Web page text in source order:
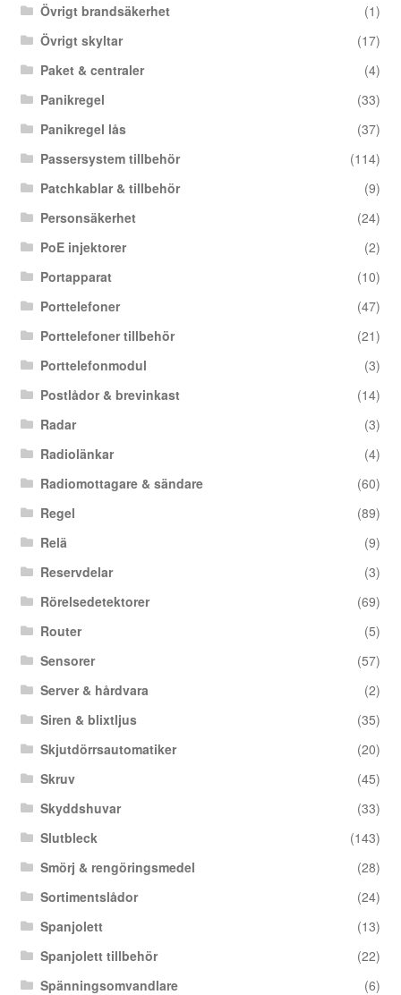
Övrigt brandsäkerhet
(1)
Övrigt skyltar
(17)
Paket & centraler
(4)
Panikregel
(33)
Panikregel lås
(37)
Passersystem tillbehör
(114)
Patchkablar & tillbehör
(9)
Personsäkerhet
(24)
PoE injektorer
(2)
Portapparat
(10)
Porttelefoner
(47)
Porttelefoner tillbehör
(21)
Porttelefonmodul
(3)
Postlådor & brevinkast
(14)
Radar
(3)
Radiolänkar
(4)
Radiomottagare & sändare
(60)
Regel
(89)
Relä
(9)
Reservdelar
(3)
Rörelsedetektorer
(69)
Router
(5)
Sensorer
(57)
Server & hårdvara
(2)
Siren & blixtljus
(35)
Skjutdörrsautomatiker
(20)
Skruv
(45)
Skyddshuvar
(33)
Slutbleck
(143)
Smörj & rengöringsmedel
(28)
Sortimentslådor
(24)
Spanjolett
(13)
Spanjolett tillbehör
(22)
Spänningsomvandlare
(6)